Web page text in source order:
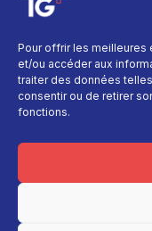
Pour offrir les
et/ou accéder aux
traiter des données
consentir ou de retirer
fonctions.